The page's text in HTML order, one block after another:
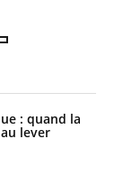
: quand la
lever